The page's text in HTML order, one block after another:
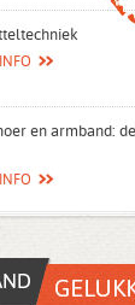
en armband: de